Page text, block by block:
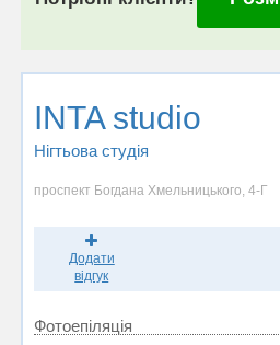
INTA studio
Нігтьова студія
проспект Богдана Хмельницького, 4-Г
Додати
відгук
Фотоепіляція